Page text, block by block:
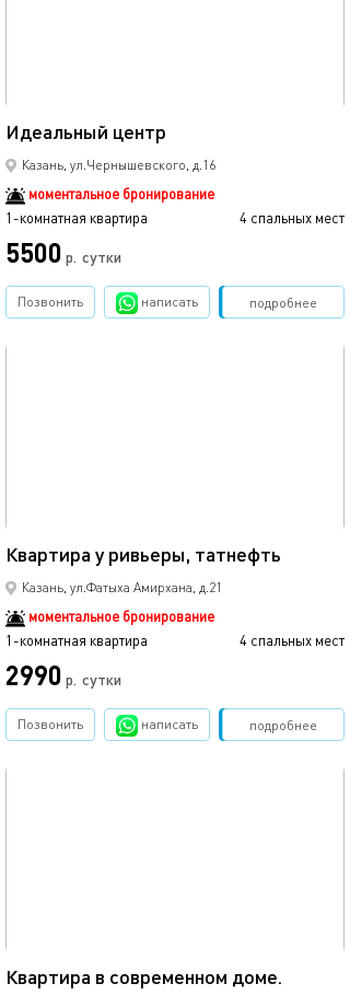
Идеальный центр
Казань, ул.Чернышевского, д.16
моментальное бронирование
1-комнатная квартира
4 спальных мест
5500 р. сутки
подробнее
Позвонить написать Забронировать
Квартира у ривьеры, татнефть
Казань, ул.Фатыха Амирхана, д.21
моментальное бронирование
1-комнатная квартира
4 спальных мест
2990 р. сутки
подробнее
Позвонить написать Забронировать
Квартира в современном доме.